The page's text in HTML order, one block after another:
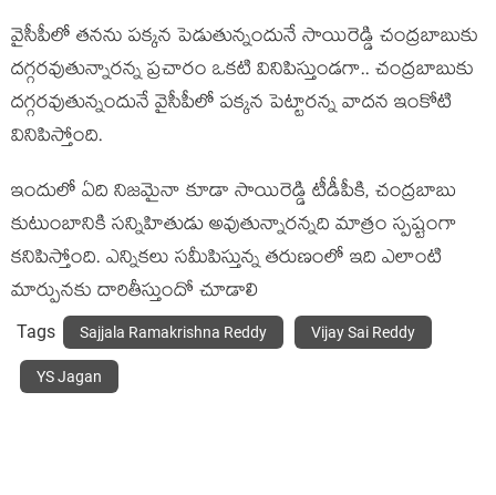
వైసీపీలో తనను పక్కన పెడుతున్నందునే సాయిరెడ్డి చంద్రబాబుకు
దగ్గరవుతున్నారన్న ప్రచారం ఒకటి వినిపిస్తుండగా.. చంద్రబాబుకు
దగ్గరవుతున్నందునే వైసీపీలో పక్కన పెట్టారన్న వాదన ఇంకోటి
వినిపిస్తోంది.
ఇందులో ఏది నిజమైనా కూడా సాయిరెడ్డి టీడీపీకి, చంద్రబాబు
కుటుంబానికి సన్నిహితుడు అవుతున్నారన్నది మాత్రం స్పష్టంగా
కనిపిస్తోంది. ఎన్నికలు సమీపిస్తున్న తరుణంలో ఇది ఎలాంటి
మార్పునకు దారితీస్తుందో చూడాలి
Tags Sajjala Ramakrishna Reddy Vijay Sai Reddy
YS Jagan